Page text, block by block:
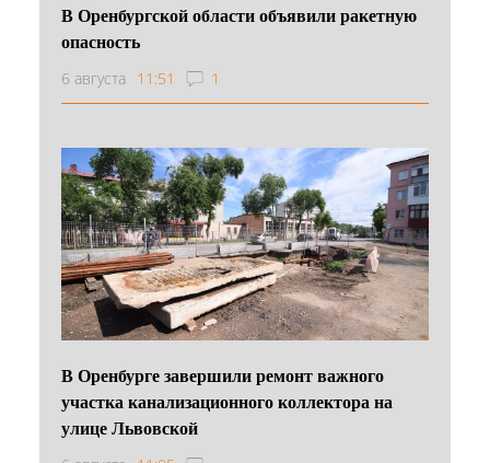
В Оренбургской области объявили ракетную
опасность
6 августа 11:51 1
В Оренбурге завершили ремонт важного
участка канализационного коллектора на
улице Львовской